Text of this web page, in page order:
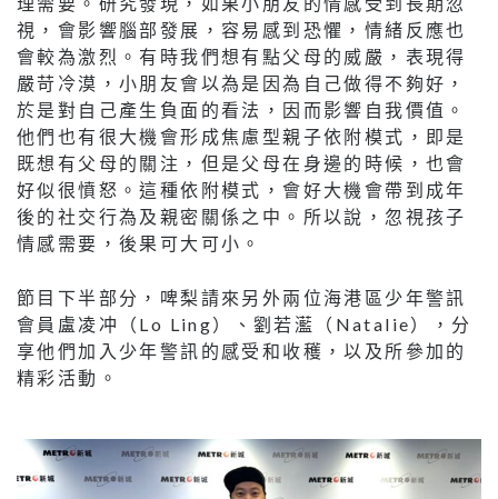
視，會影響腦部發展，容易感到恐懼，情緒反應也
會較為激烈。有時我們想有點父母的威嚴，表現得
嚴苛冷漠，小朋友會以為是因為自己做得不夠好，
於是對自己產生負面的看法，因而影響自我價值。
他們也有很大機會形成焦慮型親子依附模式，即是
既想有父母的關注，但是父母在身邊的時候，也會
好似很憤怒。這種依附模式，會好大機會帶到成年
後的社交行為及親密關係之中。所以說，忽視孩子
情感需要，後果可大可小。
節目下半部分，啤梨請來另外兩位海港區少年警訊
會員盧凌冲（Lo Ling）、劉若灆（Natalie），分
享他們加入少年警訊的感受和收穫，以及所參加的
精彩活動。